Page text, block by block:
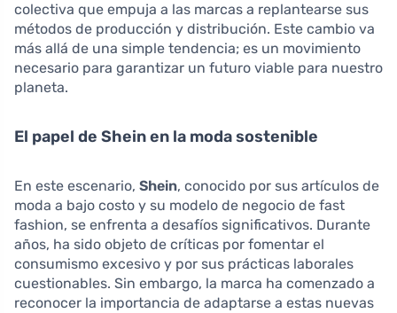
colectiva que empuja a las marcas a replantearse sus
métodos de producción y distribución. Este cambio va
más allá de una simple tendencia; es un movimiento
necesario para garantizar un futuro viable para nuestro
planeta.
El papel de Shein en la moda sostenible
En este escenario, Shein, conocido por sus artículos de
moda a bajo costo y su modelo de negocio de fast
fashion, se enfrenta a desafíos significativos. Durante
años, ha sido objeto de críticas por fomentar el
consumismo excesivo y por sus prácticas laborales
cuestionables. Sin embargo, la marca ha comenzado a
reconocer la importancia de adaptarse a estas nuevas